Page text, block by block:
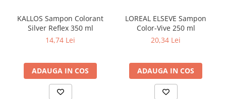
KALLOS Sampon Colorant
Silver Reflex 350 ml
14,74 Lei
ADAUGA IN COS
LOREAL ELSEVE Sampon
Color-Vive 250 ml
20,34 Lei
ADAUGA IN COS